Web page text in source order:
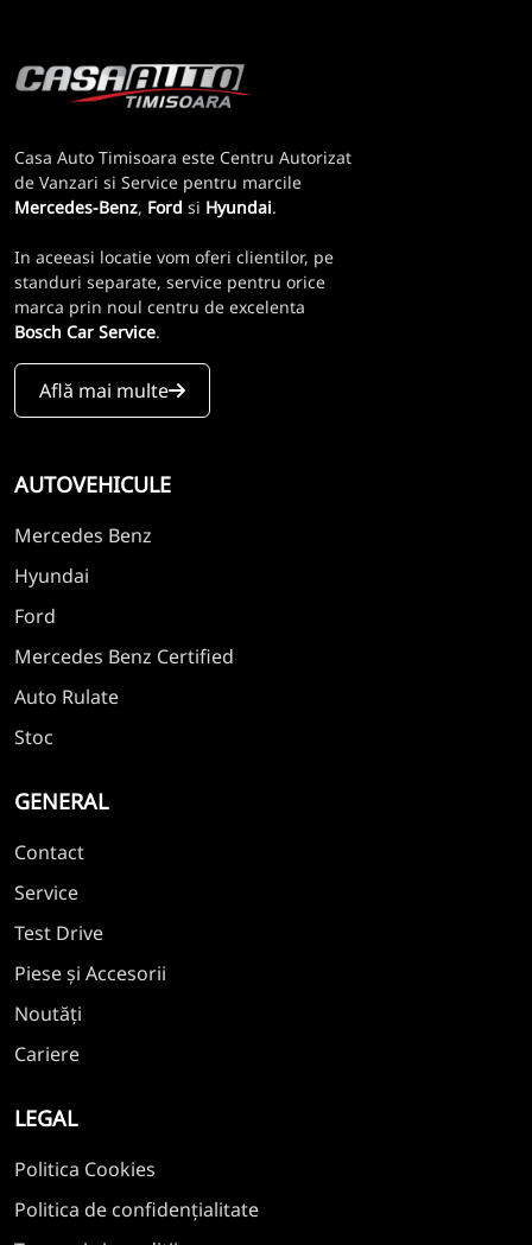
Casa Auto Timisoara este Centru Autorizat
de Vanzari si Service pentru marcile
Mercedes-Benz, Ford si Hyundai.
In aceeasi locatie vom oferi clientilor, pe
standuri separate, service pentru orice
marca prin noul centru de excelenta
Bosch Car Service.
Află mai multe
AUTOVEHICULE
Mercedes Benz
Hyundai
Ford
Mercedes Benz Certified
Auto Rulate
Stoc
GENERAL
Contact
Service
Test Drive
Piese și Accesorii
Noutăți
Cariere
LEGAL
Politica Cookies
Politica de confidențialitate